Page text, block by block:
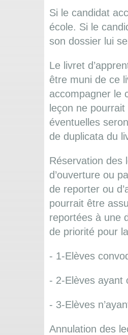
Si le candidat
école. Si le
son dossier lui
Le livret
être muni de ce
accompagner le
leçon ne
éventuelles
de duplicata du
Réservation des
d’ouverture ou
de reporter ou
pourrait être
reportées à une
de priorité pour
- 1-Elèves
- 2-Elèves ayant
- 3-Elèves
Annulation des